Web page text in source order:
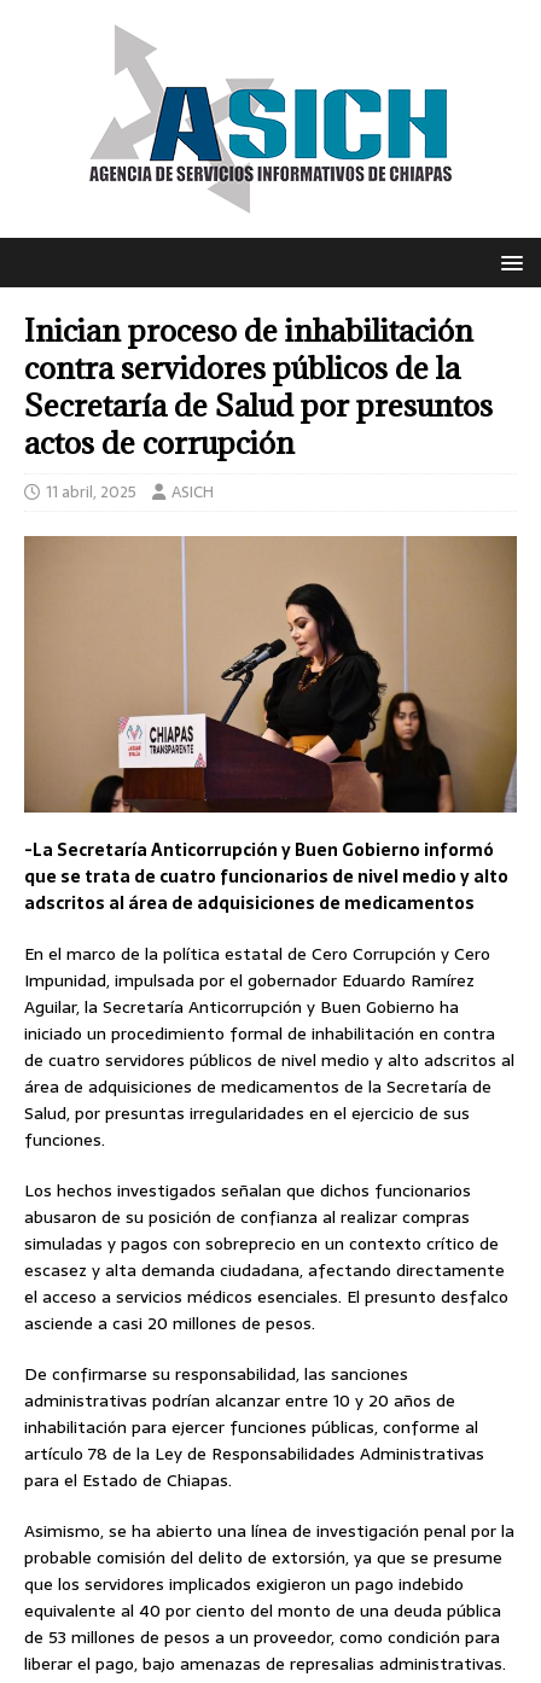
Inician proceso de inhabilitación
contra servidores públicos de la
Secretaría de Salud por presuntos
actos de corrupción
11 abril, 2025 ASICH
-La Secretaría Anticorrupción y Buen Gobierno informó
que se trata de cuatro funcionarios de nivel medio y alto
adscritos al área de adquisiciones de medicamentos
En el marco de la política estatal de Cero Corrupción y Cero
Impunidad, impulsada por el gobernador Eduardo Ramírez
Aguilar, la Secretaría Anticorrupción y Buen Gobierno ha
iniciado un procedimiento formal de inhabilitación en contra
de cuatro servidores públicos de nivel medio y alto adscritos al
área de adquisiciones de medicamentos de la Secretaría de
Salud, por presuntas irregularidades en el ejercicio de sus
funciones.
Los hechos investigados señalan que dichos funcionarios
abusaron de su posición de confianza al realizar compras
simuladas y pagos con sobreprecio en un contexto crítico de
escasez y alta demanda ciudadana, afectando directamente
el acceso a servicios médicos esenciales. El presunto desfalco
asciende a casi 20 millones de pesos.
De confirmarse su responsabilidad, las sanciones
administrativas podrían alcanzar entre 10 y 20 años de
inhabilitación para ejercer funciones públicas, conforme al
artículo 78 de la Ley de Responsabilidades Administrativas
para el Estado de Chiapas.
Asimismo, se ha abierto una línea de investigación penal por la
probable comisión del delito de extorsión, ya que se presume
que los servidores implicados exigieron un pago indebido
equivalente al 40 por ciento del monto de una deuda pública
de 53 millones de pesos a un proveedor, como condición para
liberar el pago, bajo amenazas de represalias administrativas.